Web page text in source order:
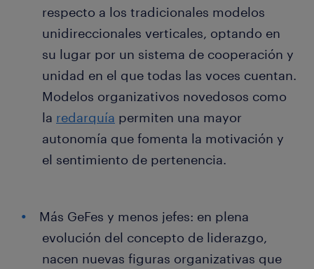
respecto a los tradicionales modelos
unidireccionales verticales, optando en
su lugar por un sistema de cooperación y
unidad en el que todas las voces cuentan.
Modelos organizativos novedosos como
la redarquía permiten una mayor
autonomía que fomenta la motivación y
el sentimiento de pertenencia.
Más GeFes y menos jefes: en plena
evolución del concepto de liderazgo,
nacen nuevas figuras organizativas que